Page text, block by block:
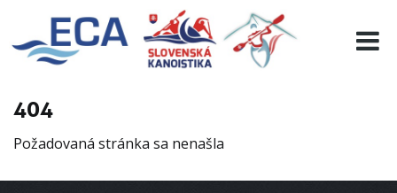
404
Požadovaná stránka sa nenašla
EURO 19
INFO
RESULTS